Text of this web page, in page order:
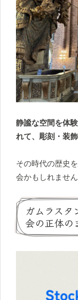
静謐な空間を体
れて、彫刻・装
その時代の歴史
会かもしれません
ガムラスタ
会の正体の